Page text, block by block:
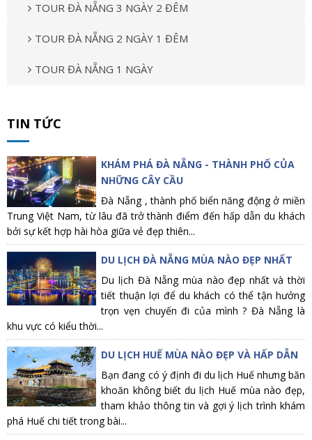
TOUR ĐÀ NẴNG 3 NGÀY 2 ĐÊM
TOUR ĐÀ NẴNG 2 NGÀY 1 ĐÊM
TOUR ĐÀ NẴNG 1 NGÀY
TIN TỨC
KHÁM PHÁ ĐÀ NẴNG - THÀNH PHỐ CỦA
NHỮNG CÂY CẦU
Đà Nẵng , thành phố biển năng động ở miền
Trung Việt Nam, từ lâu đã trở thành điểm đến hấp dẫn du khách
bởi sự kết hợp hài hòa giữa vẻ đẹp thiên...
DU LỊCH ĐÀ NẴNG MÙA NÀO ĐẸP NHẤT
Du lịch Đà Nẵng mùa nào đẹp nhất và thời
tiết thuận lợi để du khách có thể tận hưởng
trọn vẹn chuyến đi của mình ? Đà Nẵng là
khu vực có kiểu thời...
DU LỊCH HUẾ MÙA NÀO ĐẸP VÀ HẤP DẪN
Bạn đang có ý định đi du lịch Huế nhưng băn
khoăn không biết du lịch Huế mùa nào đẹp,
tham khảo thông tin và gợi ý lịch trình khám
phá Huế chi tiết trong bài...